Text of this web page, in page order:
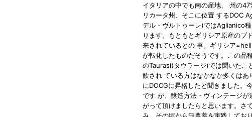
イタリアの中でも南の産地、 州の
リカータ州、そこに位置 するDOC
デル・ヴルトゥーレ)ではAglianico
ります。もともとギリシア原産のブ
来されているとの 事。ギリシア
が転化したものだそうです。この品
のTaurasi(タウラージ)では聞いたこ
飲され ている方はなかなか多くは
にDOCGに昇格したと聞きました。
です が、醸造方法・ヴィンテージ
がって頂けましたらと思います。さ